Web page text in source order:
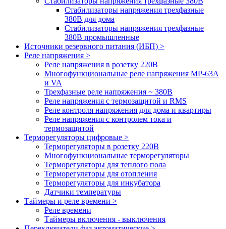
Cтабилизаторы напряжения трехфазные
380В для дома
Стабилизаторы напряжения трехфазные
380В промышленные
Источники резервного питания (ИБП) >
Реле напряжения >
Реле напряжения в розетку 220В
Многофункциональные реле напряжения МР-63А
и VA
Трехфазные реле напряжения ~ 380В
Реле напряжения с термозащитой и RMS
Реле контроля напряжения для дома и квартиры
Реле напряжения с контролем тока и
термозащитой
Терморегуляторы цифровые >
Терморегуляторы в розетку 220В
Многофункциональные терморегуляторы
Терморегуляторы для теплого пола
Терморегуляторы для отопления
Терморегуляторы для инкубатора
Датчики температуры
Таймеры и реле времени >
Реле времени
Таймеры включения - выключения